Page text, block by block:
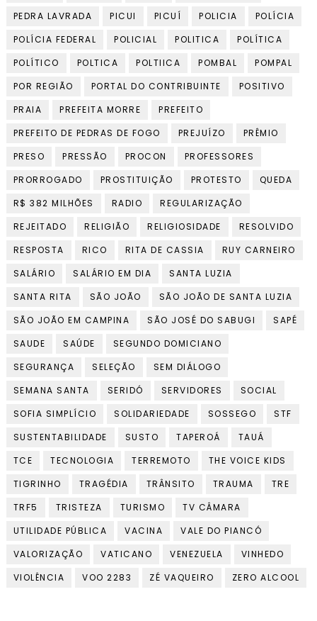
PEDRA LAVRADA
PICUI PICUÍ POLICIA
POLÍCIA
POLÍCIA FEDERAL
POLICIAL POLITICA
POLÍTICA
POLÍTICO
POLTICA POLTIICA POMBAL
POMPAL
POR REGIÃO
PORTAL DO CONTRIBUINTE
POSITIVO
PRAIA
PREFEITA MORRE
PREFEITO
PREFEITO DE PEDRAS DE FOGO
PREJUÍZO
PRÊMIO
PRESO
PRESSÃO PROCON
PROFESSORES
PRORROGADO
PROSTITUIÇÃO PROTESTO
QUEDA
R$ 382 MILHÕES
RADIO
REGULARIZAÇÃO
REJEITADO
RELIGIÃO RELIGIOSIDADE
RESOLVIDO
RESPOSTA
RICO RITA DE CASSIA
RUY CARNEIRO
SALÁRIO
SALÁRIO EM DIA
SANTA LUZIA
SANTA RITA
SÃO JOÃO
SÃO JOÃO DE SANTA LUZIA
SÃO JOÃO EM CAMPINA
SÃO JOSÉ DO SABUGI
SAPÉ
SAUDE
SAÚDE
SEGUNDO DOMICIANO
SEGURANÇA
SELEÇÃO
SEM DIÁLOGO
SEMANA SANTA
SERIDÓ SERVIDORES
SOCIAL
SOFIA SIMPLÍCIO
SOLIDARIEDADE SOSSEGO
STF
SUSTENTABILIDADE
SUSTO TAPEROÁ
TAUÁ
TCE
TECNOLOGIA TERREMOTO
THE VOICE KIDS
TIGRINHO
TRAGÉDIA TRÂNSITO TRAUMA
TRE
TRF5
TRISTEZA TURISMO
TV CÂMARA
UTILIDADE PÚBLICA
VACINA
VALE DO PIANCÓ
VALORIZAÇÃO
VATICANO VENEZUELA
VINHEDO
VIOLÊNCIA
VOO 2283 ZÉ VAQUEIRO ZERO ALCOOL